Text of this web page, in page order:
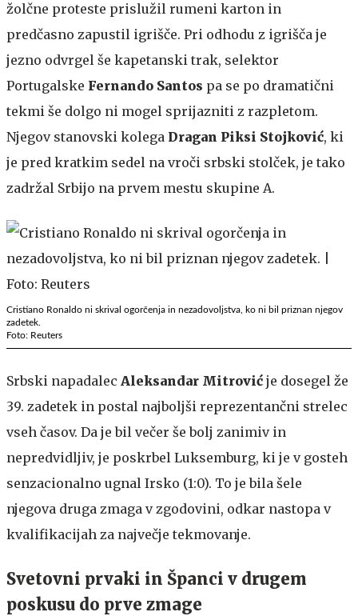
žolčne proteste prislužil rumeni karton in
predčasno zapustil igrišče. Pri odhodu z igrišča je
jezno odvrgel še kapetanski trak, selektor
Portugalske Fernando Santos pa se po dramatični
tekmi še dolgo ni mogel sprijazniti z razpletom.
Njegov stanovski kolega Dragan Piksi Stojković, ki
je pred kratkim sedel na vroči srbski stolček, je tako
zadržal Srbijo na prvem mestu skupine A.
Cristiano Ronaldo ni skrival ogorčenja in nezadovoljstva, ko ni bil priznan njegov
zadetek.
Foto: Reuters
Srbski napadalec Aleksandar Mitrović je dosegel že
39. zadetek in postal najboljši reprezentančni strelec
vseh časov. Da je bil večer še bolj zanimiv in
nepredvidljiv, je poskrbel Luksemburg, ki je v gosteh
senzacionalno ugnal Irsko (1:0). To je bila šele
njegova druga zmaga v zgodovini, odkar nastopa v
kvalifikacijah za največje tekmovanje.
Svetovni prvaki in Španci v drugem
poskusu do prve zmage